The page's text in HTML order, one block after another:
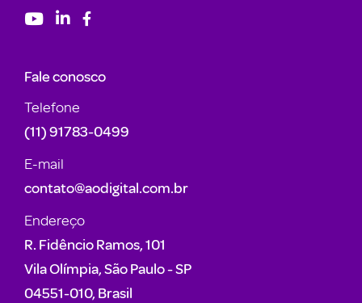
Fale conosco
Telefone
(11) 91783-0499
E-mail
contato@aodigital.com.br
Endereço
R. Fidêncio Ramos, 101
Vila Olímpia, São Paulo - SP
04551-010, Brasil